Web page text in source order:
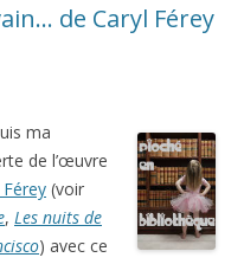
de Caryl Férey
ma
de l’œuvre
(voir
, Les nuits de
) avec ce